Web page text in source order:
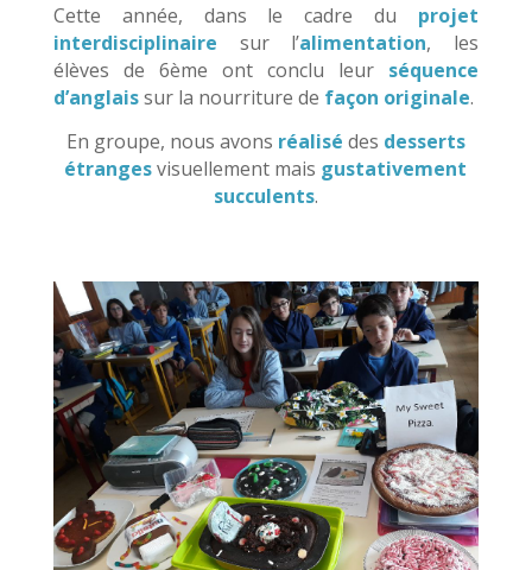
Cette année, dans le cadre du projet
interdisciplinaire sur l’alimentation, les
élèves de 6ème ont conclu leur séquence
d’anglaissur la nourriture de façon originale.
En groupe, nous avons réalisé des desserts
étrangesvisuellement mais gustativement
succulents.